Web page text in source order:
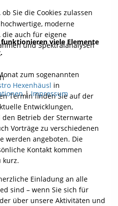
moderne
die auch für eigene
und Spektralanalysen
zum sogenannten
Hexenhäusl in
Termin finden Sie auf der
Entwicklungen,
Betrieb der Sternwarte
Vorträge zu verschiedenen
werden angeboten. Die
Kontakt kommen
kurz.
Einladung an alle
sind – wenn Sie sich für
über unsere Aktivitäten und
Sie die Cookies zulassen
viele Elemente
|Impressum